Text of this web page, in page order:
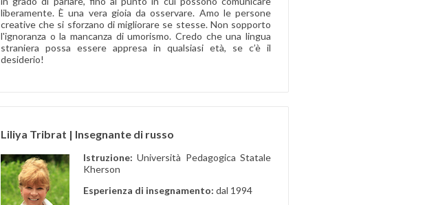
liberamente. È una vera gioia da osservare. Amo le persone
creative che si sforzano di migliorare se stesse. Non sopporto
l'ignoranza o la mancanza di umorismo. Credo che una lingua
straniera possa essere appresa in qualsiasi età, se c’è il
desiderio!
Liliya Tribrat | Insegnante di russo
Istruzione:Università Pedagogica Statale
Kherson
Esperienza di insegnamento: dal 1994